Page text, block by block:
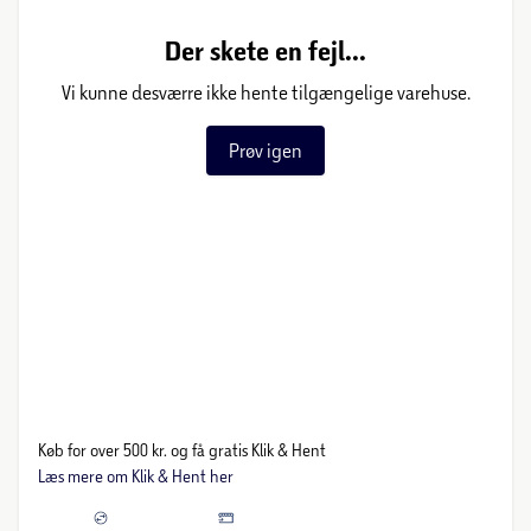
Der skete en fejl...
Vi kunne desværre ikke hente tilgængelige varehuse.
Prøv igen
Køb for over 500 kr. og få gratis Klik & Hent
Læs mere om Klik & Hent her